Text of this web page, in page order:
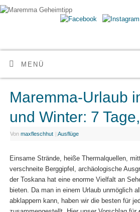
Maremma Geheimtipp
MENÜ
Maremma-Urlaub
und Winter: 7
Von maxfleschhut ||Ausflüge
Einsame Strände, heiße Thermalquellen,
verschneite Berggipfel, archäologische
der Toskana hat eine enorme Vielfalt an
bieten. Da man in einem Urlaub unmöglich
abklappern kann, haben wir die besten für